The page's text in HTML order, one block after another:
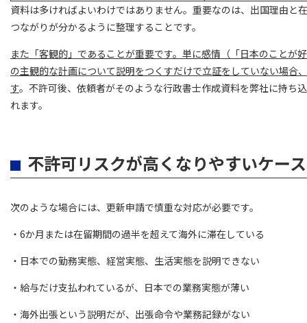
資料は多ければよいわけではありません。重要なのは、出国理由と
つながりが分かるように整理することです。
また「客観的」であることが重要です。単に感情（「日本のことが
の主観的な計画について説明をつくすだけで立証をしていない場合
す。不許可後、依頼者がそのような行政書士作成資料を弊社に持ち
れます。
不許可リスクが高くなりやすいケース
次のような場合には、更新申請で慎重な対応が必要です。
・6か月または在留期間の過半を超えて海外に滞在している
・日本での勤務実態、経営実態、生活実態を説明できない
・給与だけ支払われているが、日本での業務実態が薄い
・海外出張という説明だが、出張命令や業務記録がない